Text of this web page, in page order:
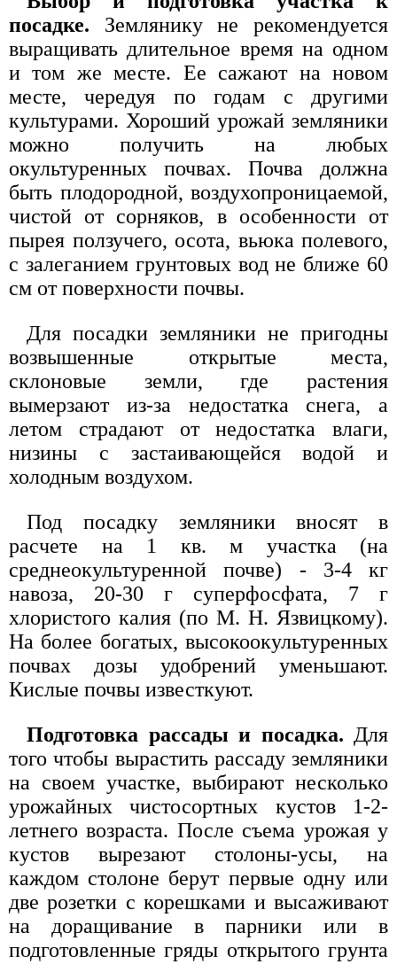
посадке. Землянику не рекомендуется
выращивать длительное время на одном
и том же месте. Ее сажают на новом
месте, чередуя по годам с другими
культурами. Хороший урожай земляники
можно получить на любых
окультуренных почвах. Почва должна
быть плодородной, воздухопроницаемой,
чистой от сорняков, в особенности от
пырея ползучего, осота, вьюка полевого,
с залеганием грунтовых вод не ближе 60
см от поверхности почвы.
Для посадки земляники не пригодны
возвышенные открытые места,
склоновые земли, где растения
вымерзают из-за недостатка снега, а
летом страдают от недостатка влаги,
низины с застаивающейся водой и
холодным воздухом.
Под посадку земляники вносят в
расчете на 1 кв. м участка (на
среднеокультуренной почве) - 3-4 кг
навоза, 20-30 г суперфосфата, 7 г
хлористого калия (по М. Н. Язвицкому).
На более богатых, высокоокультуренных
почвах дозы удобрений уменьшают.
Кислые почвы известкуют.
Подготовка рассады и посадка. Для
того чтобы вырастить рассаду земляники
на своем участке, выбирают несколько
урожайных чистосортных кустов 1-2-
летнего возраста. После съема урожая у
кустов вырезают столоны-усы, на
каждом столоне берут первые одну или
две розетки с корешками и высаживают
на доращивание в парники или в
подготовленные гряды открытого грунта